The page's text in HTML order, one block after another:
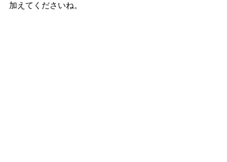
加えてくださいね。